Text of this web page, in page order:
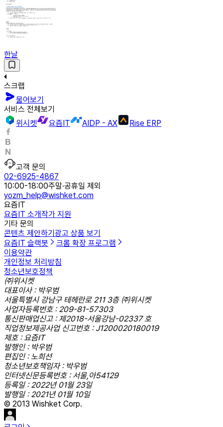
한날
스크랩
물어보기
서비스 전체보기
위시켓
요즘IT AIDP - AX Rise ERP
고객 문의
02-6925-4867
10:00-18:00주말·공휴일 제외
yozm_help@wishket.com
요즘IT
요즘IT 소개작가 지원
기타 문의
콘텐츠 제안하기 광고 상품 보기
요즘IT 슬랙봇
크롬 확장 프로그램
이용약관
개인정보 처리방침
청소년보호정책
㈜위시켓
대표이사 : 박우범
서울특별시 강남구 테헤란로 211 3층 ㈜위시켓
사업자등록번호 : 209-81-57303
통신판매업신고 : 제2018-서울강남-02337 호
직업정보제공사업 신고번호 : J1200020180019
제호 : 요즘IT
발행인 : 박우범
편집인 : 노희선
청소년보호책임자 : 박우범
인터넷신문등록번호 : 서울,아54129
등록일 : 2022년 01월 23일
발행일 : 2021년 01월 10일
© 2013 Wishket Corp.